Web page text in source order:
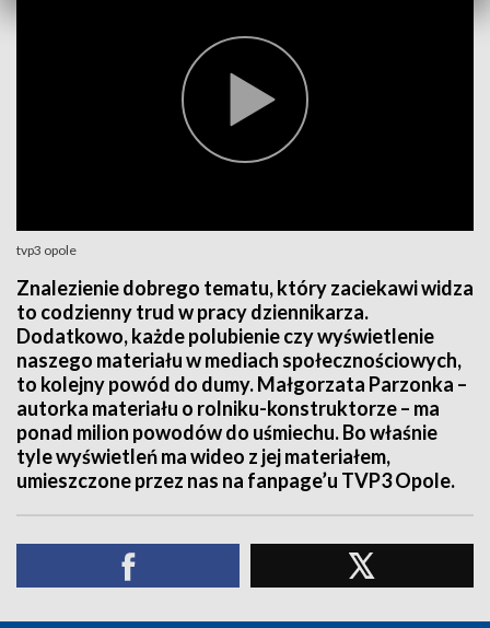
tvp3 opole
Znalezienie dobrego tematu, który zaciekawi widza
to codzienny trud w pracy dziennikarza.
Dodatkowo, każde polubienie czy wyświetlenie
naszego materiału w mediach społecznościowych,
to kolejny powód do dumy. Małgorzata Parzonka –
autorka materiału o rolniku-konstruktorze – ma
ponad milion powodów do uśmiechu. Bo właśnie
tyle wyświetleń ma wideo z jej materiałem,
umieszczone przez nas na fanpage’u TVP3 Opole.